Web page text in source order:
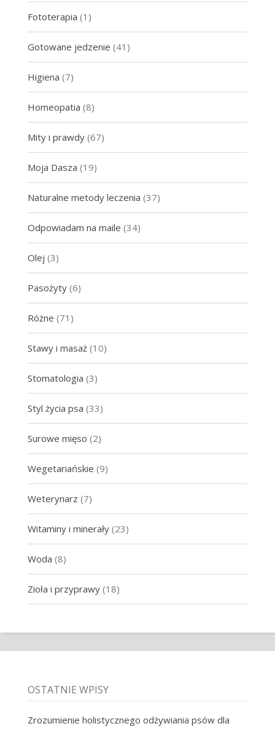
Fototerapia (1)
Gotowane jedzenie (41)
Higiena (7)
Homeopatia (8)
Mity i prawdy(67)
Moja Dasza (19)
Naturalne metody leczenia (37)
Odpowiadam na maile (34)
Olej (3)
Pasożyty(6)
Różne (71)
Stawy i masaż(10)
Stomatologia (3)
Styl życia psa (33)
Surowe mięso (2)
Wegetariańskie (9)
Weterynarz (7)
Witaminy i minerały(23)
Woda (8)
Zioła i przyprawy(18)
OSTATNIE WPISY
Zrozumienie holistycznego odżywiania psów dla